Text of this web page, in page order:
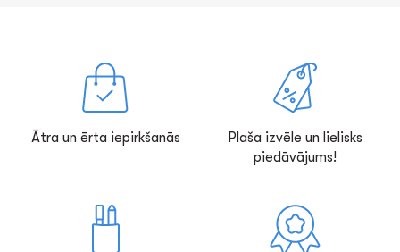
Ātra un ērta iepirkšanās
Plaša izvēle un lielisks
piedāvājums!